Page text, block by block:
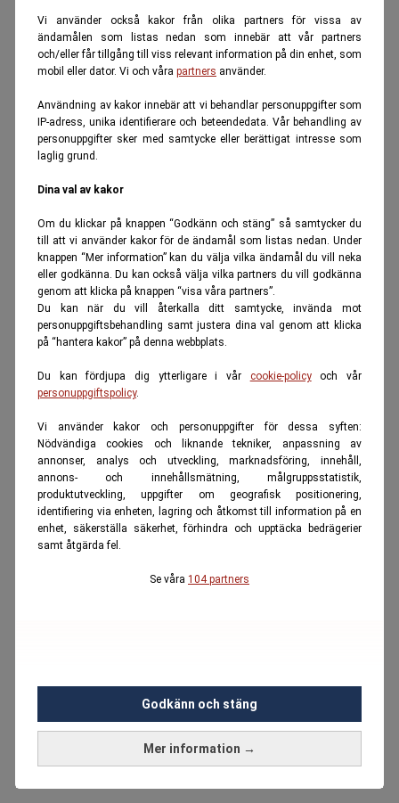
Vi använder också kakor från olika partners för vissa av
ändamålen som listas nedan som innebär att vår partners
och/eller får tillgång till viss relevant information på din enhet, som
mobil eller dator. Vi och våra partners använder.
Användning av kakor innebär att vi behandlar personuppgifter som
IP-adress, unika identifierare och beteendedata. Vår behandling av
personuppgifter sker med samtycke eller berättigat intresse som
laglig grund.
Dina val av kakor
Om du klickar på knappen “Godkänn och stäng” så samtycker du
till att vi använder kakor för de ändamål som listas nedan. Under
knappen “Mer information” kan du välja vilka ändamål du vill neka
eller godkänna. Du kan också välja vilka partners du vill godkänna
genom att klicka på knappen “visa våra partners”.
Du kan när du vill återkalla ditt samtycke, invända mot
personuppgiftsbehandling samt justera dina val genom att klicka
på “hantera kakor” på denna webbplats.
Du kan fördjupa dig ytterligare i vår cookie-policyoch vår
personuppgiftspolicy.
Vi använder kakor och personuppgifter för dessa syften:
Nödvändiga cookies och liknande tekniker, anpassning av
annonser, analys och utveckling, marknadsföring, innehåll,
annons- och innehållsmätning, målgruppsstatistik,
produktutveckling, uppgifter om geografisk positionering,
identifiering via enheten, lagring och åtkomst till information på en
enhet, säkerställa säkerhet, förhindra och upptäcka bedrägerier
samt åtgärda fel.
Se våra 104 partners
Mer information →
Godkänn och stäng